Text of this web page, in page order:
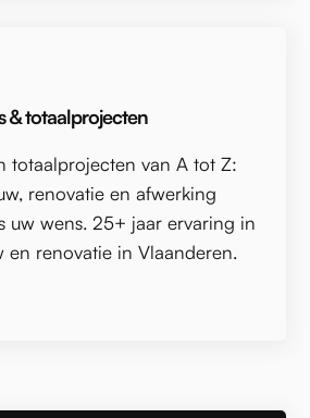
& totaalprojecten
totaalprojecten van A tot Z:
renovatie en afwerking
uw wens. 25+ jaar ervaring in
en renovatie in Vlaanderen.